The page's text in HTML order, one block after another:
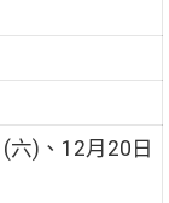
六)、12月20日